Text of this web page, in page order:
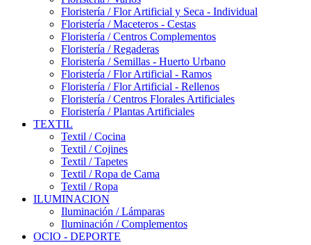
Floristería / Flor Artificial y Seca - Individual
Floristería / Maceteros - Cestas
Floristería / Centros Complementos
Floristería / Regaderas
Floristería / Semillas - Huerto Urbano
Floristería / Flor Artificial - Ramos
Floristería / Flor Artificial - Rellenos
Floristería / Centros Florales Artificiales
Floristería / Plantas Artificiales
TEXTIL
Textil / Cocina
Textil / Cojines
Textil / Tapetes
Textil / Ropa de Cama
Textil / Ropa
ILUMINACION
Iluminación / Lámparas
Iluminación / Complementos
OCIO - DEPORTE